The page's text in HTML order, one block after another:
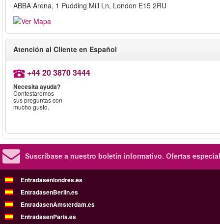
ABBA Arena, 1 Pudding Mill Ln, London E15 2RU
Atención al Cliente en Español
+44 20 3870 3444
Necesita ayuda?
Contestaremos
sus preguntas con
mucho gusto.
Suscríbase a nuestro boletín informativo. Ofertas
Entradasenlondres.es
EntradasenBerlin.es
EntradasenAmsterdam.es
EntradasenParis.es